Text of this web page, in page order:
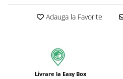
Mopuri,seturi cu mop si accesorii
Manere si cozi pentru maturi si
Adauga la Favorite
Livrare la Easy Box